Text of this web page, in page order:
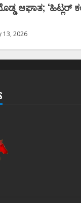
ಆಘಾತ; ʻಹಿಟ್ಲರ್
13, 2026